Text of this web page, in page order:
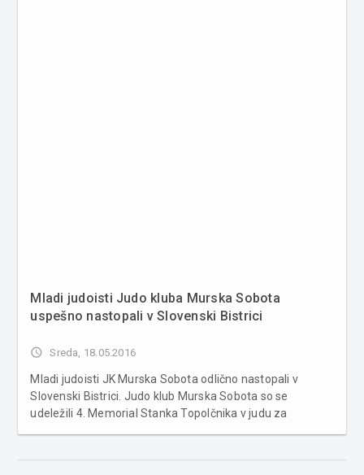
Mladi judoisti Judo kluba Murska Sobota
uspešno nastopali v Slovenski Bistrici
access_time Sreda, 18.05.2016
Mladi judoisti JK Murska Sobota odlično nastopali v
Slovenski Bistrici. Judo klub Murska Sobota so se
udeležili 4. Memorial Stanka Topolčnika v judu za